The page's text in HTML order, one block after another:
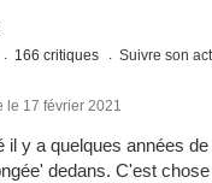
166 critiques Suivre son
le 17 février 2021
il y a quelques années
dedans. C'est